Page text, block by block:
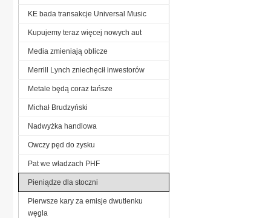
KE bada transakcje Universal Music
Kupujemy teraz więcej nowych aut
Media zmieniają oblicze
Merrill Lynch zniechęcił inwestorów
Metale będą coraz tańsze
Michał Brudzyński
Nadwyżka handlowa
Owczy pęd do zysku
Pat we władzach PHF
Pieniądze dla stoczni
Pierwsze kary za emisje dwutlenku
węgla